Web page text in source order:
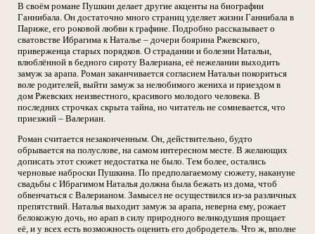
В своём романе Пушкин делает другие акценты на биографии
Ганнибала. Он достаточно много страниц уделяет жизни Ганнибала в
Париже, его роковой любви к графине. Подробно рассказывает о
сватовстве Ибрагима к Наталье – дочери боярина Ржевского,
приверженца старых порядков. О страдании и болезни Натальи,
влюблённой в бедного сироту Валериана, её нежелании выходить
замуж за арапа. Роман заканчивается согласием Натальи покориться
воле родителей, выйти замуж за нелюбимого жениха и приездом в
дом Ржевских неизвестного, красивого молодого человека. В
последних строчках скрыта тайна, но читатель не сомневается, что
приезжий – Валериан.
Роман считается незаконченным. Он, действительно, будто
обрывается на полуслове, на самом интересном месте. В желающих
дописать этот сюжет недостатка не было. Тем более, остались
черновые наброски Пушкина. По предполагаемому сюжету, накануне
свадьбы с Ибрагимом Наталья должна была бежать из дома, чтоб
обвенчаться с Валерианом. Замысел не осуществился из-за различных
препятствий. Наталья выходит замуж за арапа, неверна ему, рожает
белокожую дочь, но арап в силу природного великодушия прощает
её, и у всех есть возможность оценить его добродетель. Что ж, вполне